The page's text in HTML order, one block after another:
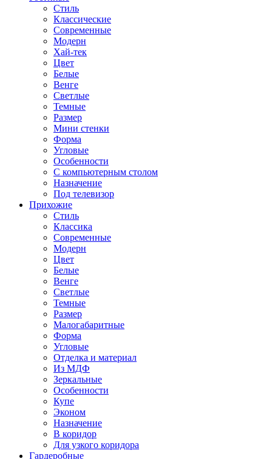
Стиль
Классические
Современные
Модерн
Хай-тек
Цвет
Белые
Венге
Светлые
Темные
Размер
Мини стенки
Форма
Угловые
Особенности
С компьютерным столом
Назначение
Под телевизор
Прихожие
Стиль
Классика
Современные
Модерн
Цвет
Белые
Венге
Светлые
Темные
Размер
Малогабаритные
Форма
Угловые
Отделка и материал
Из МДФ
Зеркальные
Особенности
Купе
Эконом
Назначение
В коридор
Для узкого коридора
Гардеробные